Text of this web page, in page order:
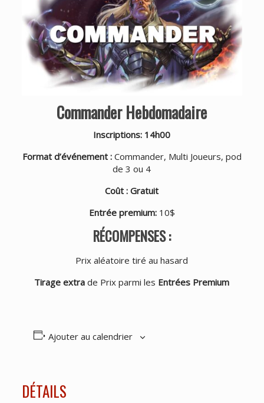
Commander Hebdomadaire
Inscriptions: 14h00
Format d’événement : Commander, Multi Joueurs, pod
de 3 ou 4
Coût : Gratuit
Entrée premium:10$
RÉCOMPENSES :
Prix aléatoire tiré au hasard
Tirage extra de Prix parmi les Entrées Premium
Ajouter au calendrier
DÉTAILS